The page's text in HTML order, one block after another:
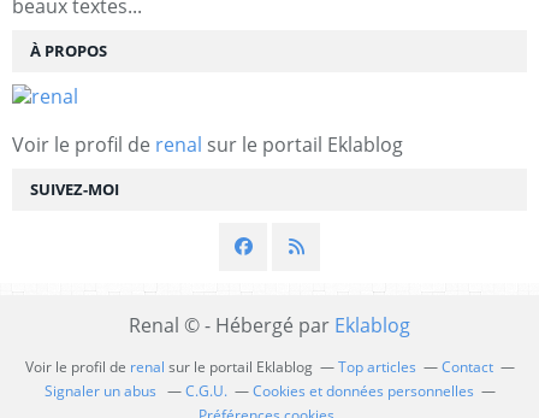
SUIVEZ-MOI
beaux textes...
À PROPOS
Voir le profil de renal sur le portail Eklablog
Renal © - Hébergé par Eklablog
Voir le profil de renal sur le portail Eklablog Top articles
Contact
Signaler un abus
C.G.U.
Cookies et données personnelles